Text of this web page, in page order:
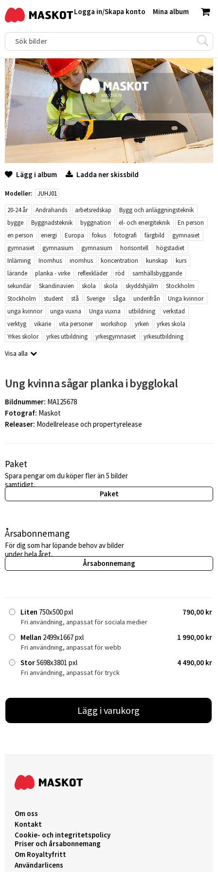
Mina album
Logga in/Skapa konto
Lägg i album Ladda ner skissbild
Modeller:
JUHJ01
20-24 år
Andrahands arbetsredskap
Bygg och anläggningsteknik
bygge
Byggnadsteknik byggnation el- och energiteknik
En person
en person
energi Europa fokus fotografi färgbild
gymnasiet
gymnasiet
gymnasium gymnasium horisontell
högstadiet
Inlärning
Inomhus inomhus koncentration kunskap
kurs
lärande
planka - virke reflexkläder röd
samhällsbyggande
sekundär
Skandinavien skola skola skyddshjälm
Stockholm
Stockholm
student stå Sverige såga underifrån
Unga kvinnor
unga kvinnor
unga vuxna Unga vuxna utbildning
verkstad
verktyg
vikarie vita personer workshop yrken
yrkes skola
Yrkes skolor
yrkes utbildning yrkesgymnasiet yrkesutbildning
Visa alla
Ung kvinna sågar planka i bygglokal
Bildnummer: MA125678
Fotograf: Maskot
Releaser: Modellrelease och propertyrelease
Paket
Spara pengar om du köper fler än 5 bilder
samtidigt.
Paket
Årsabonnemang
För dig som har löpande behov av bilder
under hela året.
Årsabonnemang
Liten 750x500 pxl 790,00 kr
Fri användning, anpassat för sociala medier
Mellan 2499x1667 pxl 1 990,00 kr
Fri användning, anpassat för webb
Stor5698x3801 pxl 4 490,00 kr
Fri användning, anpassat för tryck
Lägg i varukorg
Om oss
Kontakt
Cookie- och integritetspolicy
Priser och årsabonnemang
Om Royaltyfritt
Användarlicens